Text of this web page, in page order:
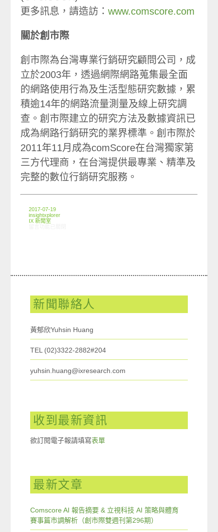
更多訊息，請造訪：www.comscore.com
關於創市際
創市際為台灣專業行銷研究顧問公司，成
立於2003年，透過網際網路蒐集最全面
的網路使用行為及生活型態研究數據，累
積逾14年的網路流量測量及線上研究調
查。創市際建立的研究方法及數據資訊已
成為網路行銷研究的業界標準。創市際於
2011年11月成為comScore在台灣獨家第
三方代理商，在台灣提供最專業、精準及
完整的數位行銷研究服務。
2017-07-19
insightxplorer
IX 新聞室
新聞聯絡人
黃郁欣Yuhsin Huang
TEL (02)3322-2882#204
yuhsin.huang@ixresearch.com
收到最新資訊
欲訂閱電子報請填寫表單
最新文章
Comscore AI 報告摘要 & 立視科技 AI 策略與體育
賽事篇市調解析（創市際雙週刊第296期）